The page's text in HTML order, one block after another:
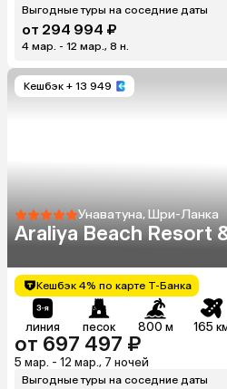
Выгодные туры на соседние даты
от 294 994 ₽
4 мар. - 12 мар., 8 н.
Кешбэк + 13 949
Унаватуна, Шри-Ланка
Araliya Beach Resort
Кешбэк 4% по карте Т-Банка
линия песок 800 м 165
от 697 497 ₽
5 мар. - 12 мар., 7 ночей
Выгодные туры на соседние даты